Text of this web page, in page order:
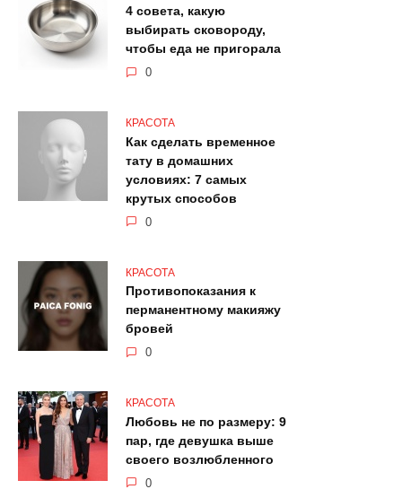
4 совета, какую
выбирать сковороду,
чтобы еда не пригорала
0
КРАСОТА
Как сделать временное
тату в домашних
условиях: 7 самых
крутых способов
0
КРАСОТА
Противопоказания к
перманентному макияжу
бровей
0
КРАСОТА
Любовь не по размеру: 9
пар, где девушка выше
своего возлюбленного
0